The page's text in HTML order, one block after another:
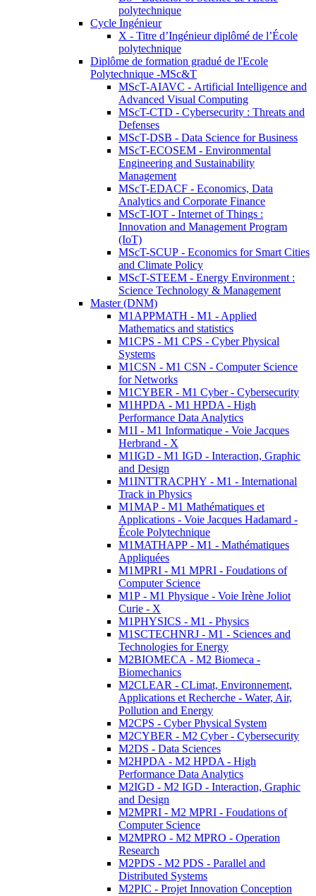
polytechnique
Cycle Ingénieur
X - Titre d’Ingénieur diplômé de l’École
polytechnique
Diplôme de formation gradué de l'Ecole
Polytechnique -MSc&T
MScT-AIAVC - Artificial Intelligence and
Advanced Visual Computing
MScT-CTD - Cybersecurity : Threats and
Defenses
MScT-DSB - Data Science for Business
MScT-ECOSEM - Environmental
Engineering and Sustainability
Management
MScT-EDACF - Economics, Data
Analytics and Corporate Finance
MScT-IOT - Internet of Things :
Innovation and Management Program
(IoT)
MScT-SCUP - Economics for Smart Cities
and Climate Policy
MScT-STEEM - Energy Environment :
Science Technology & Management
Master (DNM)
M1APPMATH - M1 - Applied
Mathematics and statistics
M1CPS - M1 CPS - Cyber Physical
Systems
M1CSN - M1 CSN - Computer Science
for Networks
M1CYBER - M1 Cyber - Cybersecurity
M1HPDA - M1 HPDA - High
Performance Data Analytics
M1I - M1 Informatique - Voie Jacques
Herbrand - X
M1IGD - M1 IGD - Interaction, Graphic
and Design
M1INTTRACPHY - M1 - International
Track in Physics
M1MAP - M1 Mathématiques et
Applications - Voie Jacques Hadamard -
École Polytechnique
M1MATHAPP - M1 - Mathématiques
Appliquées
M1MPRI - M1 MPRI - Foudations of
Computer Science
M1P - M1 Physique - Voie Irène Joliot
Curie - X
M1PHYSICS - M1 - Physics
M1SCTECHNRJ - M1 - Sciences and
Technologies for Energy
M2BIOMECA - M2 Biomeca -
Biomechanics
M2CLEAR - CLimat, Environnement,
Applications et Recherche - Water, Air,
Pollution and Energy
M2CPS - Cyber Physical System
M2CYBER - M2 Cyber - Cybersecurity
M2DS - Data Sciences
M2HPDA - M2 HPDA - High
Performance Data Analytics
M2IGD - M2 IGD - Interaction, Graphic
and Design
M2MPRI - M2 MPRI - Foudations of
Computer Science
M2MPRO - M2 MPRO - Operation
Research
M2PDS - M2 PDS - Parallel and
Distributed Systems
M2PIC - Projet Innovation Conception